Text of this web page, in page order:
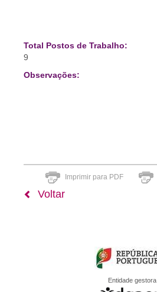
Total Postos de Trabalho:
9
Observações:
Imprimir para PDF
Voltar
Entidade gestora